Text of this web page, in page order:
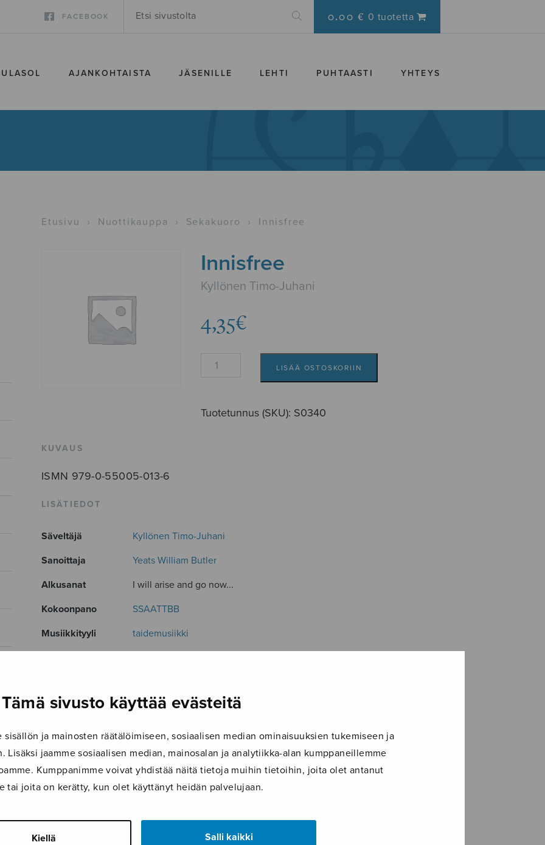
Tämä sivusto käyttää evästeitä
sisällön ja mainosten räätälöimiseen, sosiaalisen median ominaisuuksien tukemiseen ja
Lisäksi jaamme sosiaalisen median, mainosalan ja analytiikka-alan kumppaneillemme
Kumppanimme voivat yhdistää näitä tietoja muihin tietoihin, joita olet antanut
tai joita on kerätty, kun olet käyttänyt heidän palvelujaan.
Kiellä Salli kaikki
FACEBOOK 0.00 € 0 tuotetta
AJANKOHTAISTA JÄSENILLE LEHTI PUHTAASTI YHTEYS
Etusivu › Nuottikauppa › Sekakuoro › Innisfree
Innisfree
Kyllönen Timo-Juhani
4,35€
Innisfree
LISÄÄ OSTOSKORIIN
Tuotetunnus (SKU): S0340
KUVAUS
ISMN 979-0-55005-013-6
LISÄTIEDOT
Säveltäjä
Kyllönen Timo-Juhani
Sanoittaja
Yeats William Butler
Alkusanat
I will arise and go now...
Kokoonpano
SSAATTBB
Musiikkityyli
taidemusiikki
Paino
32 g
Osastot
Sekakuoro
Tuotetunnus
S0340